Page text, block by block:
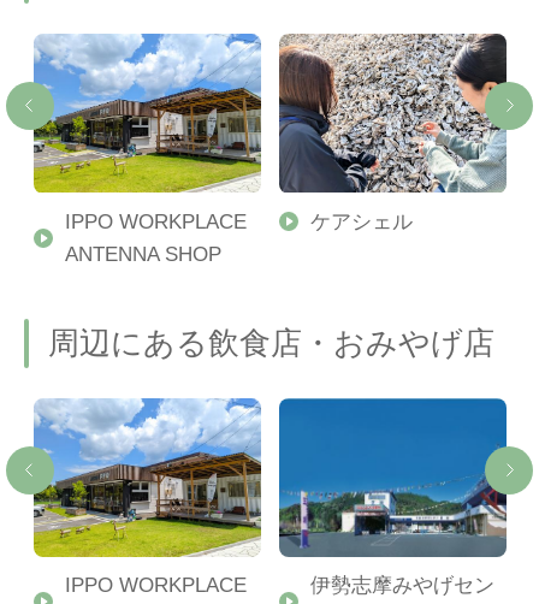
IPPO WORKPLACE
ANTENNA SHOP
ケアシェル
周辺にある飲食店・おみやげ店
IPPO WORKPLACE
伊勢志摩みやげセン